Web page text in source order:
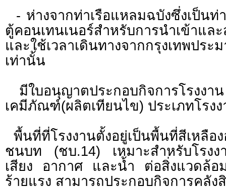
- ห่างจากท่าเรือแหลมฉบังซึ่งเป็นท่
ตู้คอนเทนเนอร์สำหรับการนำเข้าแล
และใช้เวลาเดินทางจากกรุงเทพประ
เท่านั้น
มีใบอนุญาตประกอบกิจการโรงงา
เคมีภัณฑ์(ผลิตเทียนไข) ประเภทโรง
พื้นที่ที่โรงงานตั้งอยู่เป็นพื้นที่สีเหลือ
ชนบท (ชบ.14) เหมาะสำหรับโรงง
เสียง อากาศ และน้ำ ต่อสิ่งแวดล้อ
ร้ายแรง สามารถประกอบกิจการคลัง